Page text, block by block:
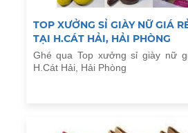
TOP XƯỞNG SỈ GIÀY NỮ GIÁ
TẠI H.CÁT HẢI, HẢI PHÒNG
Ghé qua Top xưởng sỉ giày nữ
H.Cát Hải, Hải Phòng